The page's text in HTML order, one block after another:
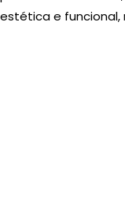
estética e funcional,